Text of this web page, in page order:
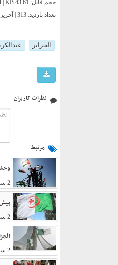
حجم فایل: 43.61 KB | اندازه تصویر: 720 * 914
تعداد بازدید: 313 | آخرین بازدید:
الجزایر
نظرات کاربران
مرتبط
2 سال پیش
2 سال پیش
2 سال پیش